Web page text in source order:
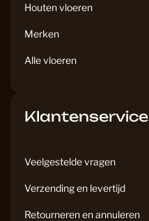
Houten vloeren
Merken
Alle vloeren
Klantenservice
Veelgestelde vragen
Verzending en levertijd
Retourneren en annuleren